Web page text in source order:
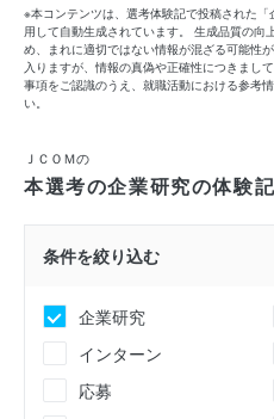
※本コンテンツは、選考体験記で投稿された
用して自動生成されています。 生成品質の向
め、まれに適切ではない情報が混ざる可能性
入りますが、情報の真偽や正確性につきまし
事項をご認識のうえ、就職活動における参考
い。
ＪＣＯＭの
本選考の企業研究の体験
条件を絞り込む
企業研究
インターン
応募